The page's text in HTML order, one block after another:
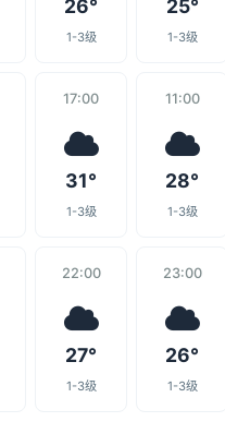
26°
1-3级
25°
1-3级
17:00
31°
1-3级
11:00
28°
1-3级
22:00
27°
1-3级
23:00
26°
1-3级